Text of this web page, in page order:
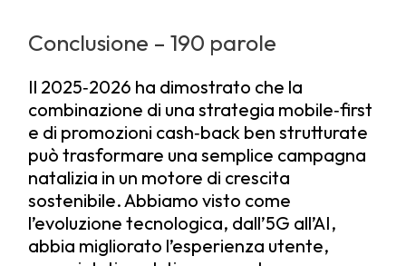
Conclusione – 190 parole
Il 2025‑2026 ha dimostrato che la
combinazione di una strategia mobile‑first
e di promozioni cash‑back ben strutturate
può trasformare una semplice campagna
natalizia in un motore di crescita
sostenibile. Abbiamo visto come
l’evoluzione tecnologica, dall’5G all’AI,
abbia migliorato l’esperienza utente,